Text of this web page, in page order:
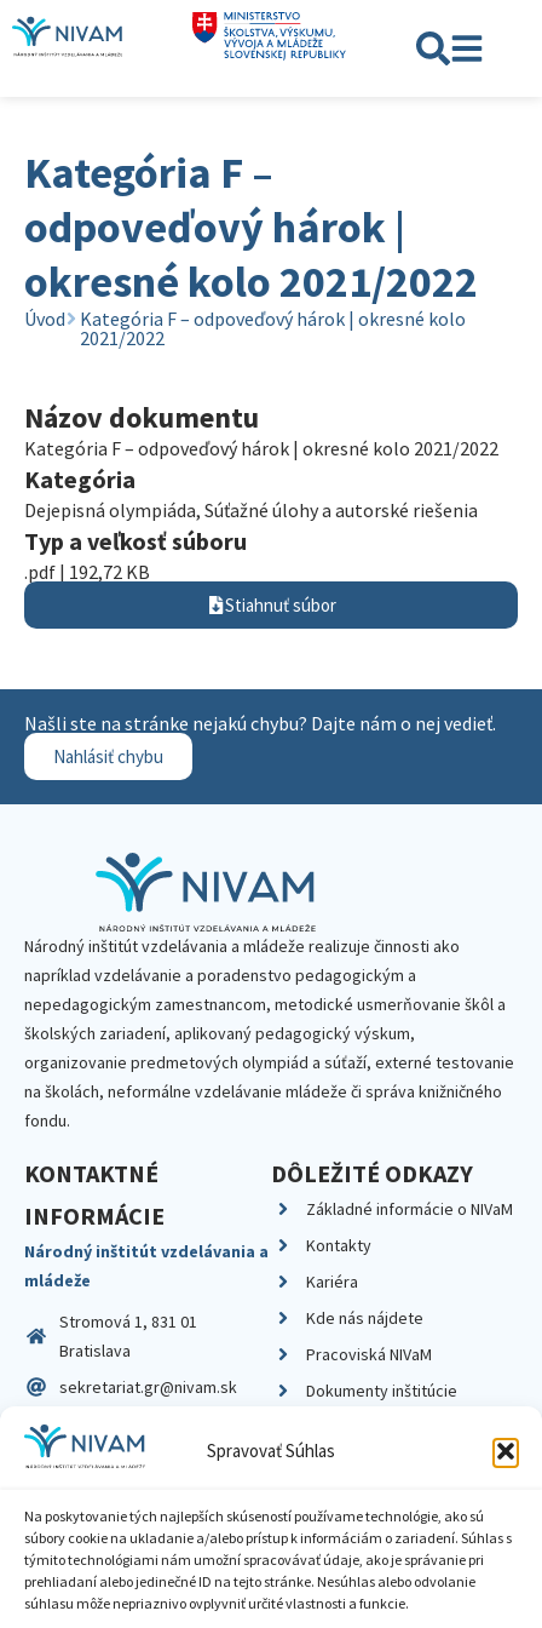
Spravovať Súhlas
Na poskytovanie tých najlepších skúseností používame technológie, ako sú
súbory cookie na ukladanie a/alebo prístup k informáciám o zariadení. Súhlas s
týmito technológiami nám umožní spracovávať údaje, ako je správanie pri
prehliadaní alebo jedinečné ID na tejto stránke. Nesúhlas alebo odvolanie
súhlasu môže nepriaznivo ovplyvniť určité vlastnosti a funkcie.
Kategória F –
odpoveďový hárok |
okresné kolo 2021/2022
Úvod
Kategória F – odpoveďový hárok | okresné kolo
2021/2022
Názov dokumentu
Kategória F – odpoveďový hárok | okresné kolo 2021/2022
Kategória
Dejepisná olympiáda, Súťažné úlohy a autorské riešenia
Typ a veľkosť súboru
.pdf | 192,72 KB
Stiahnuť súbor
Našli ste na stránke nejakú chybu? Dajte nám o nej vedieť.
Nahlásiť chybu
Národný inštitút vzdelávania a mládeže realizuje činnosti ako
napríklad vzdelávanie a poradenstvo pedagogickým a
nepedagogickým zamestnancom, metodické usmerňovanie škôl a
školských zariadení, aplikovaný pedagogický výskum,
organizovanie predmetových olympiád a súťaží, externé testovanie
na školách, neformálne vzdelávanie mládeže či správa knižničného
fondu.
KONTAKTNÉ
INFORMÁCIE
Národný inštitút vzdelávania a
mládeže
Stromová 1, 831 01
Bratislava
sekretariat.gr@nivam.sk
IČO: 00164348
DIČ: 2020798714
DÔLEŽITÉ ODKAZY
Základné informácie o NIVaM
Kontakty
Kariéra
Kde nás nájdete
Pracoviská NIVaM
Dokumenty inštitúcie
Zásady ochrany súkromia